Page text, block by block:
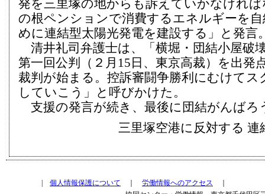
発を三里塚の地からも訴えていかなけれ
の根ペンションで消費するエネルギーを
めに連結型太陽光発電を建設する」と発言
清井礼司弁護士は、「横堀・団結小屋破
第一回公判（２月15日、東京高裁）を出発
裁判が始まる。控訴審闘争勝利にむけてス
していこう」と呼びかけた。
支援の発言が続き、最後に団結がんばろ
三里塚空港に反対する
個人情報保護について 労働情報へのアクセス